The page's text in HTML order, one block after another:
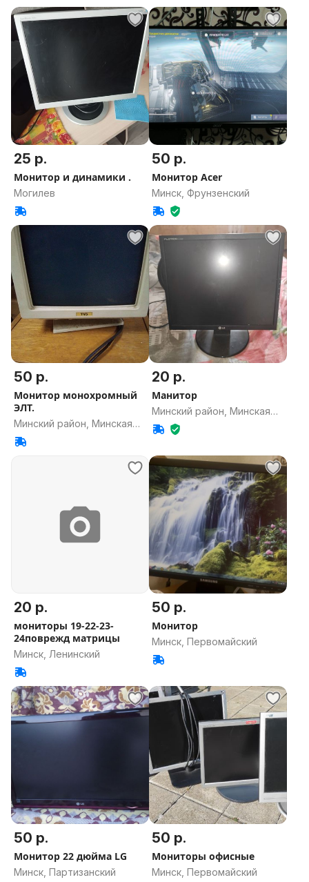
25 р.
Монитор и динамики .
Могилев
50 р.
Монитор Acer
Минск, Фрунзенский
50 р.
Монитор монохромный
ЭЛТ.
Минский район, Минская
область
20 р.
Манитор
Минский район, Минская
область
20 р.
мониторы 19-22-23-
24поврежд матрицы
Минск, Ленинский
50 р.
Монитор
Минск, Первомайский
50 р.
Монитор 22 дюйма LG
Минск, Партизанский
50 р.
Мониторы офисные
Минск, Первомайский